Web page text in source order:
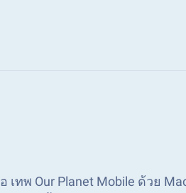
ทพ Our Planet Mobile ด้วย